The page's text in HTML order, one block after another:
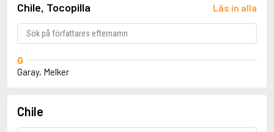
Chile, Tocopilla Läs in alla
G
Garay, Melker
Chile